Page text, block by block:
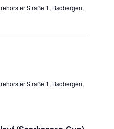
Straße 1, Badbergen,
Straße 1, Badbergen,